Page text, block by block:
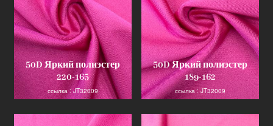
50D Яркий полиэстер
220-165
ссылка : JT32009
50D Яркий полиэстер
189-162
ссылка : JT32009